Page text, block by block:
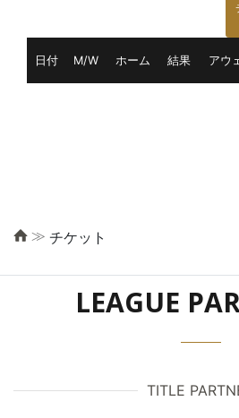
日付 M/W ホーム 結果 アウ
≫ チケット
LEAGUE
TITLE